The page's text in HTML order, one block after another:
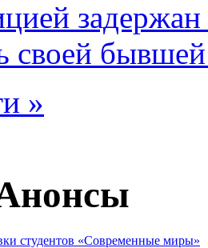
своей
»
студентов «Современные миры»